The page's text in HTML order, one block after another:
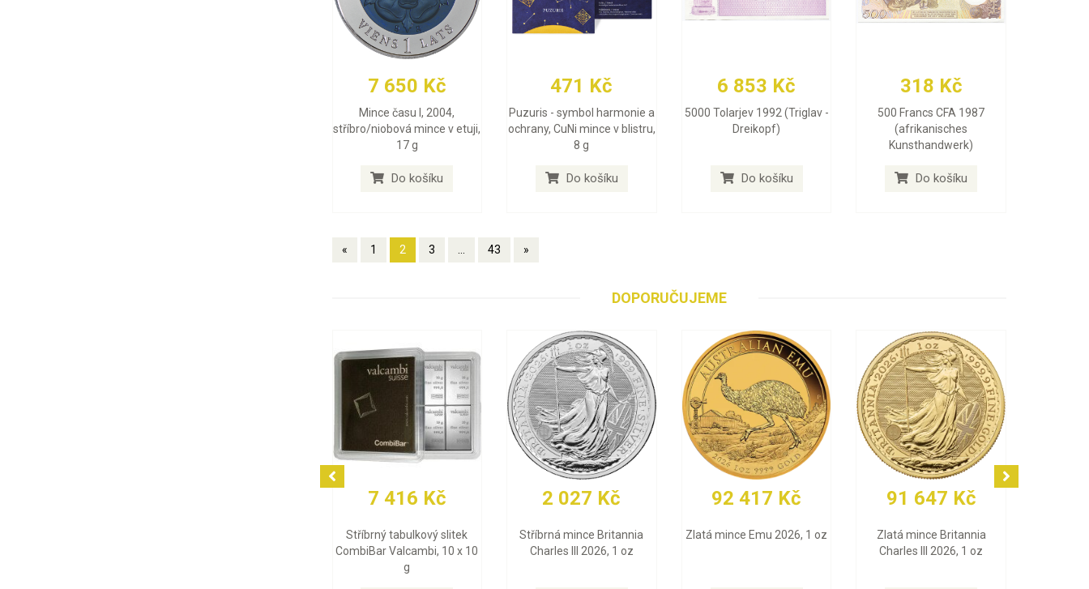
7 650 Kč
Mince času I, 2004,
stříbro/niobová mince v etuji,
17 g
Do košíku
471 Kč
Puzuris - symbol harmonie a
ochrany, CuNi mince v blistru,
8 g
Do košíku
6 853 Kč
5000 Tolarjev 1992 (Triglav -
Dreikopf)
Do košíku
318 Kč
500 Francs CFA 1987
(afrikanisches
Kunsthandwerk)
Do košíku
« 1 2 3 ... 43 »
DOPORUČUJEME
Zlatá mince Emu 2026, 1 oz
91 647 Kč
Zlatá mince Britannia
Charles III 2026, 1 oz
29 903 Kč
Zlatý slitek Valcambi 10 g
91 244 Kč
Zlatá mince Maple Leaf
77 502 Kč
Zlatý slitek PAMP Fortuna
(Multigram), 25 x 1 g